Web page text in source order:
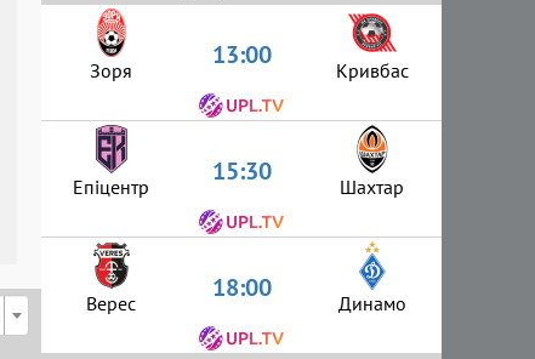
Зоря 13:00 Кривбас
Епіцентр 15:30 Шахтар
Верес 18:00 Динамо